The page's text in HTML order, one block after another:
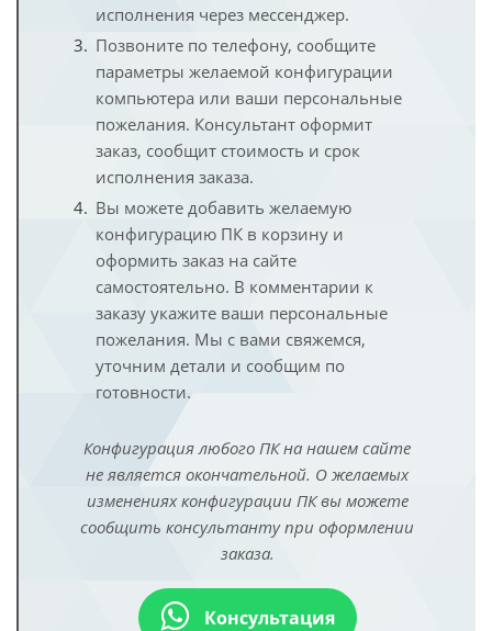
исполнения через мессенджер.
Позвоните по телефону, сообщите
параметры желаемой конфигурации
компьютера или ваши персональные
пожелания. Консультант оформит
заказ, сообщит стоимость и срок
исполнения заказа.
Вы можете добавить желаемую
конфигурацию ПК в корзину и
оформить заказ на сайте
самостоятельно. В комментарии к
заказу укажите ваши персональные
пожелания. Мы с вами свяжемся,
уточним детали и сообщим по
готовности.
Конфигурация любого ПК на нашем сайте
не является окончательной. О желаемых
изменениях конфигурации ПК вы можете
сообщить консультанту при оформлении
заказа.
Консультация